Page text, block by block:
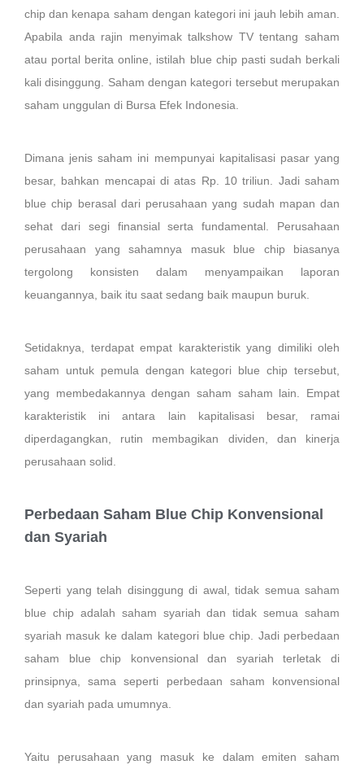
chip dan kenapa saham dengan kategori ini jauh lebih aman.
Apabila anda rajin menyimak talkshow TV tentang saham
atau portal berita online, istilah blue chip pasti sudah berkali
kali disinggung. Saham dengan kategori tersebut merupakan
saham unggulan di Bursa Efek Indonesia.
Dimana jenis saham ini mempunyai kapitalisasi pasar yang
besar, bahkan mencapai di atas Rp. 10 triliun. Jadi saham
blue chip berasal dari perusahaan yang sudah mapan dan
sehat dari segi finansial serta fundamental. Perusahaan
perusahaan yang sahamnya masuk blue chip biasanya
tergolong konsisten dalam menyampaikan laporan
keuangannya, baik itu saat sedang baik maupun buruk.
Setidaknya, terdapat empat karakteristik yang dimiliki oleh
saham untuk pemula dengan kategori blue chip tersebut,
yang membedakannya dengan saham saham lain. Empat
karakteristik ini antara lain kapitalisasi besar, ramai
diperdagangkan, rutin membagikan dividen, dan kinerja
perusahaan solid.
Perbedaan Saham Blue Chip Konvensional
dan Syariah
Seperti yang telah disinggung di awal, tidak semua saham
blue chip adalah saham syariah dan tidak semua saham
syariah masuk ke dalam kategori blue chip. Jadi perbedaan
saham blue chip konvensional dan syariah terletak di
prinsipnya, sama seperti perbedaan saham konvensional
dan syariah pada umumnya.
Yaitu perusahaan yang masuk ke dalam emiten saham